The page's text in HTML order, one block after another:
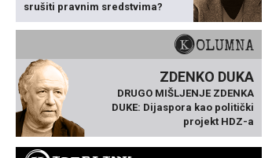
srušiti pravnim sredstvima?
KOLUMNA
ZDENKO DUKA
DRUGO MIŠLJENJE ZDENKA
DUKE: Dijaspora kao politički
projekt HDZ-a